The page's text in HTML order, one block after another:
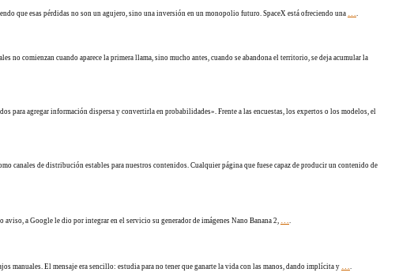
que esas pérdidas no son un agujero, sino una inversión en un monopolio futuro. SpaceX está ofreciendo una
.
comienzan cuando aparece la primera llama, sino mucho antes, cuando se abandona el territorio, se deja acumular la
para agregar información dispersa y convertirla en probabilidades». Frente a las encuestas, los expertos o los modelos, el
canales de distribución estables para nuestros contenidos. Cualquier página que fuese capaz de producir un contenido de
a Google le dio por integrar en el servicio su generador de imágenes Nano Banana 2,
.
manuales. El mensaje era sencillo: estudia para no tener que ganarte la vida con las manos, dando implícita y
.